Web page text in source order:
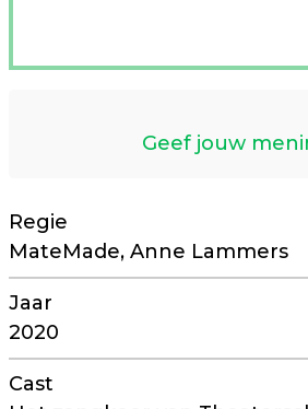
Geef jouw
Regie
MateMade, Anne Lammers
Jaar
2020
Cast